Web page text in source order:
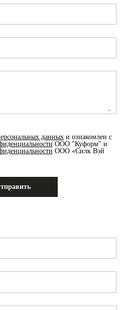
данныхи ознакомлен с
ООО "Куформ" и
ООО «Силк Вэй